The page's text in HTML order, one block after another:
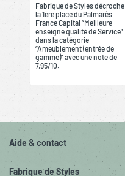
Fabrique de Styles décroche
la 1ère place du Palmarès
France Capital “Meilleure
enseigne qualité de Service”
dans la catégorie
“Ameublement (entrée de
gamme)” avec une note de
7,95/10.
Aide & contact
Fabrique de Styles